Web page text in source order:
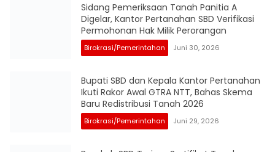
Sidang Pemeriksaan Tanah Panitia A
Digelar, Kantor Pertanahan SBD Verifikasi
Permohonan Hak Milik Perorangan
Birokrasi/Pemerintahan Juni 30, 2026
Bupati SBD dan Kepala Kantor Pertanahan
Ikuti Rakor Awal GTRA NTT, Bahas Skema
Baru Redistribusi Tanah 2026
Birokrasi/Pemerintahan Juni 29, 2026